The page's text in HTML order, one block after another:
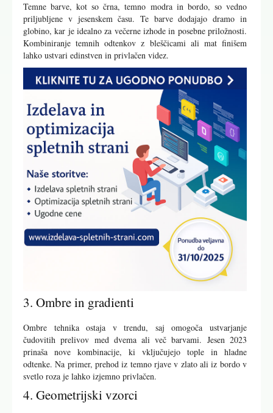
Temne barve, kot so črna, temno modra in bordo, so vedno
priljubljene v jesenskem času. Te barve dodajajo dramo in
globino, kar je idealno za večerne izhode in posebne priložnosti.
Kombiniranje temnih odtenkov z bleščicami ali mat finišem
lahko ustvari edinstven in privlačen videz.
3. Ombre in gradienti
Ombre tehnika ostaja v trendu, saj omogoča ustvarjanje
čudovitih prelivov med dvema ali več barvami. Jesen 2023
prinaša nove kombinacije, ki vključujejo tople in hladne
odtenke. Na primer, prehod iz temno rjave v zlato ali iz bordo v
svetlo roza je lahko izjemno privlačen.
4. Geometrijski vzorci